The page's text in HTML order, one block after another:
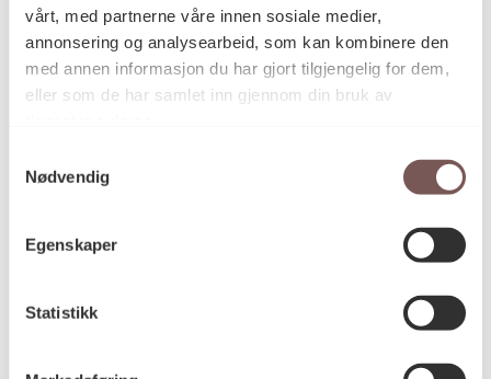
vårt, med partnerne våre innen sosiale medier,
annonsering og analysearbeid, som kan kombinere den
med annen informasjon du har gjort tilgjengelig for dem,
eller som de har samlet inn gjennom din bruk av
Nødvendig
Egenskaper
Statistikk
Postboks 6994
St. Olavs plass